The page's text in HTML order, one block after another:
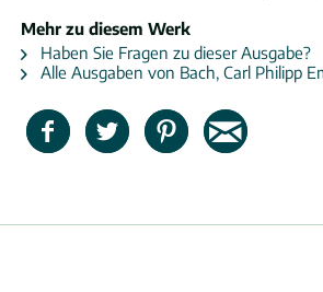
Mehr zu diesem Werk
Haben Sie Fragen zu dieser Ausgabe?
Alle Ausgaben von Bach, Carl Philipp